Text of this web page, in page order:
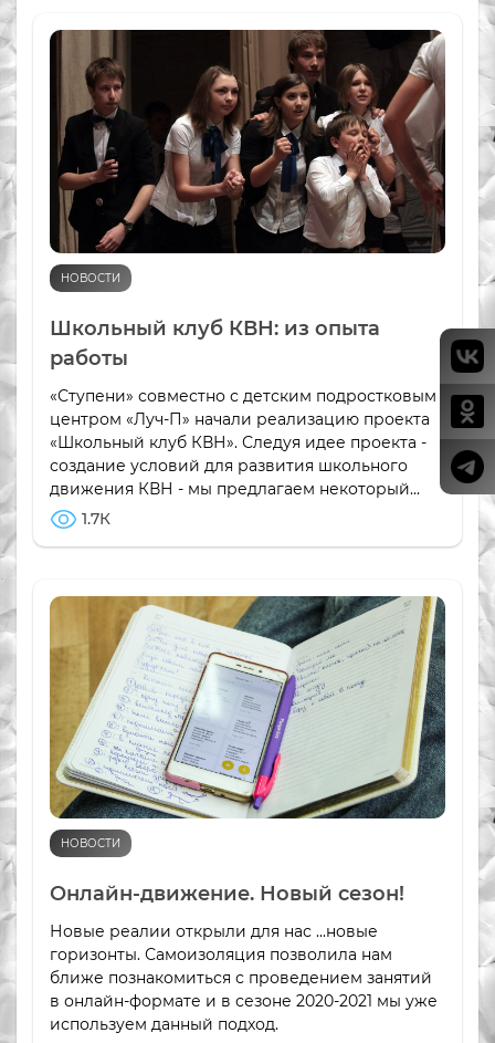
НОВОСТИ
Школьный клуб КВН: из опыта
работы
«Ступени» совместно с детским подростковым
центром «Луч-П» начали реализацию проекта
«Школьный клуб КВН». Следуя идее проекта -
создание условий для развития школьного
движения КВН - мы предлагаем некоторый...
1.7К
НОВОСТИ
Онлайн-движение. Новый сезон!
Новые реалии открыли для нас ...новые
горизонты. Самоизоляция позволила нам
ближе познакомиться с проведением занятий
в онлайн-формате и в сезоне 2020-2021 мы уже
используем данный подход.